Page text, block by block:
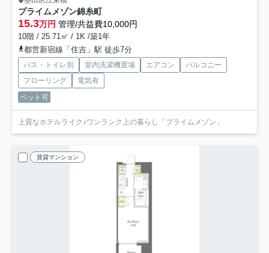
プライムメゾン錦糸町
15.3万円 管理/共益費10,000円
10階 / 25.71㎡ / 1K /築1年
都営新宿線「住吉」駅 徒歩7分
バス・トイレ別 室内洗濯機置場 エアコン
バルコニー
フローリング
電気有
ペット可
上質なホテルライク♪ワンランク上の暮らし「プライムメゾン」
賃貸マンション